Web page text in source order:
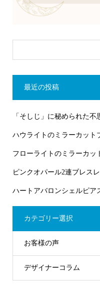
最近の投稿
「そしじ」に秘められた不
ハウライトのミラーカット
フローライトのミラーカッ
ピンクオパール2連ブレス
ハートアバロンシェルピア
カテゴリー選択
お客様の声
デザイナーコラム